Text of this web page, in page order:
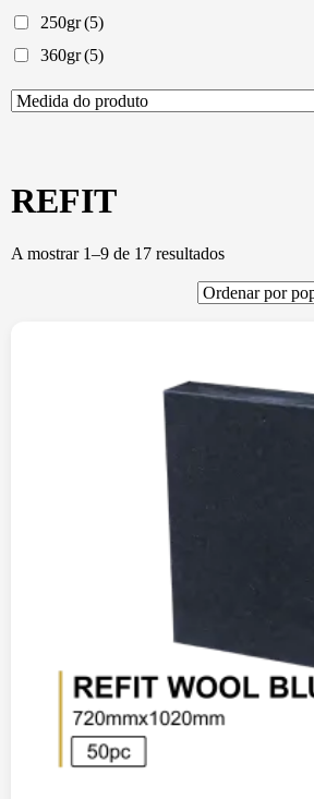
250gr(5)
360gr(5)
REFIT
A mostrar 1–9 de 17 resultadosOrdenado
popularidade